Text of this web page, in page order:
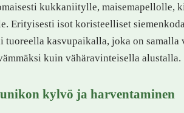
kukkaniitylle, maisemapellolle,
Erityisesti isot koristeelliset
tuoreella kasvupaikalla, joka on
kuin vähäravinteisella alustalla.
kylvö ja harventaminen